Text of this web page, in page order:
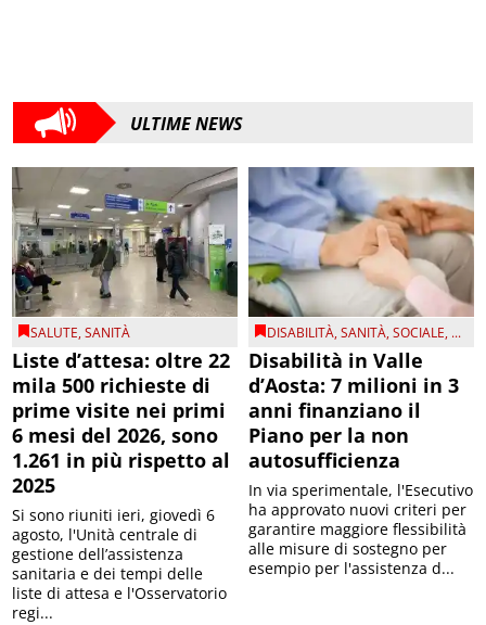
ULTIME NEWS
SALUTE,SANITÀ
Liste d’attesa: oltre 22
mila 500 richieste di
prime visite nei primi
6 mesi del 2026, sono
1.261 in più rispetto al
2025
Si sono riuniti ieri, giovedì 6
agosto, l'Unità centrale di
gestione dell’assistenza
sanitaria e dei tempi delle
liste di attesa e l'Osservatorio
regi...
DISABILITÀ,SANITÀ,SOCIALE, ...
Disabilità in Valle
d’Aosta: 7 milioni in 3
anni finanziano il
Piano per la non
autosufficienza
In via sperimentale, l'Esecutivo
ha approvato nuovi criteri per
garantire maggiore flessibilità
alle misure di sostegno per
esempio per l'assistenza d...